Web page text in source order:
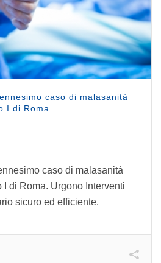
caso di malasanità
I di Roma.
caso di malasanità
I di Roma. Urgono Interventi
sicuro ed efficiente.